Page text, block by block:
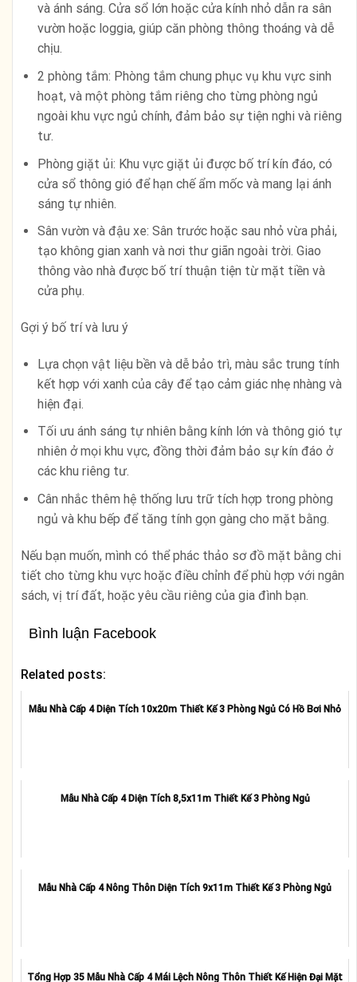
và ánh sáng. Cửa sổ lớn hoặc cửa kính nhỏ dẫn ra sân
vườn hoặc loggia, giúp căn phòng thông thoáng và dễ
chịu.
2 phòng tắm: Phòng tắm chung phục vụ khu vực sinh
hoạt, và một phòng tắm riêng cho từng phòng ngủ
ngoài khu vực ngủ chính, đảm bảo sự tiện nghi và riêng
tư.
Phòng giặt ủi: Khu vực giặt ủi được bố trí kín đáo, có
cửa sổ thông gió để hạn chế ẩm mốc và mang lại ánh
sáng tự nhiên.
Sân vườn và đậu xe: Sân trước hoặc sau nhỏ vừa phải,
tạo không gian xanh và nơi thư giãn ngoài trời. Giao
thông vào nhà được bố trí thuận tiện từ mặt tiền và
cửa phụ.
Gợi ý bố trí và lưu ý
Lựa chọn vật liệu bền và dễ bảo trì, màu sắc trung tính
kết hợp với xanh của cây để tạo cảm giác nhẹ nhàng và
hiện đại.
Tối ưu ánh sáng tự nhiên bằng kính lớn và thông gió tự
nhiên ở mọi khu vực, đồng thời đảm bảo sự kín đáo ở
các khu riêng tư.
Cân nhắc thêm hệ thống lưu trữ tích hợp trong phòng
ngủ và khu bếp để tăng tính gọn gàng cho mặt bằng.
Nếu bạn muốn, mình có thể phác thảo sơ đồ mặt bằng chi
tiết cho từng khu vực hoặc điều chỉnh để phù hợp với ngân
sách, vị trí đất, hoặc yêu cầu riêng của gia đình bạn.
Bình luận Facebook
Related posts:
Mẫu Nhà Cấp 4 Diện Tích 10x20m Thiết Kế 3 Phòng Ngủ Có Hồ Bơi Nhỏ
Mẫu Nhà Cấp 4 Diện Tích 8,5x11m Thiết Kế 3 Phòng Ngủ
Mẫu Nhà Cấp 4 Nông Thôn Diện Tích 9x11m Thiết Kế 3 Phòng Ngủ
Tổng Hợp 35 Mẫu Nhà Cấp 4 Mái Lệch Nông Thôn Thiết Kế Hiện Đại Mặt